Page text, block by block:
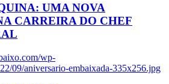
UMA NOVA
CARREIRA DO CHEF
wp-
09/aniversario-embaixada-335x256.jpg